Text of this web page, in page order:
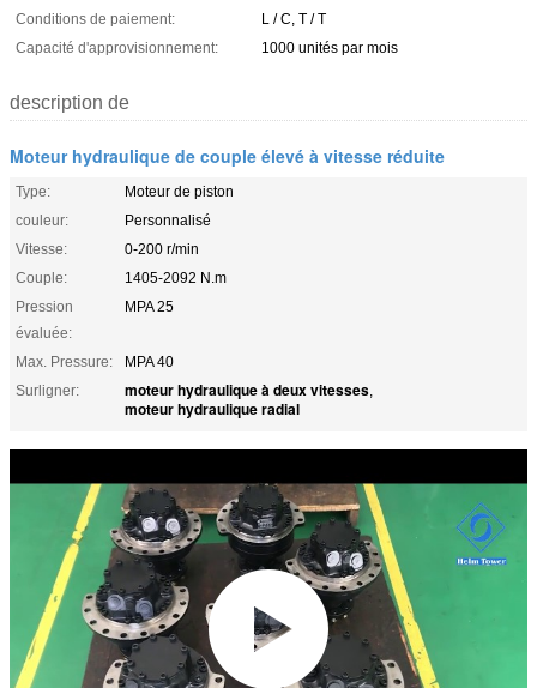
Conditions de paiement:
L / C, T / T
Capacité d'approvisionnement:
1000 unités par mois
description de
Moteur hydraulique de couple élevé à vitesse réduite
Type:
Moteur de piston
couleur:
Personnalisé
Vitesse:
0-200 r/min
Couple:
1405-2092 N.m
Pression
évaluée:
MPA 25
Max. Pressure:
MPA 40
Surligner:
moteur hydraulique à deux vitesses,
moteur hydraulique radial